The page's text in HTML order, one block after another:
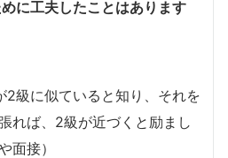
に工夫したことはあります
2級に似ていると知り、それを
れば、2級が近づくと励まし
面接）